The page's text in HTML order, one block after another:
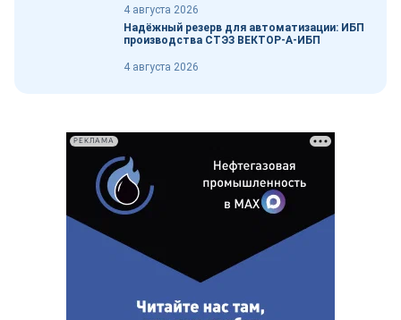
4 августа 2026
Надёжный резерв для автоматизации: ИБП
производства СТЭЗ ВЕКТОР-А-ИБП
4 августа 2026
РЕКЛАМА